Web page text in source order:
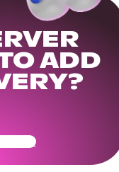
ADD
Ready